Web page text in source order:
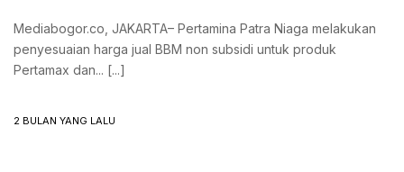
Mediabogor.co, JAKARTA– Pertamina Patra Niaga melakukan
penyesuaian harga jual BBM non subsidi untuk produk
Pertamax dan... [...]
2 BULAN YANG LALU